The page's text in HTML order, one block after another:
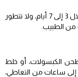
وتكون أعراض مؤقتة يتكيف معها الجسم غالباً خلال 3 إلى 7 أيام، ولا تتطور
من الطبيب.
الكبسولات، أو خلط
إلى ساعات من التعاطي،